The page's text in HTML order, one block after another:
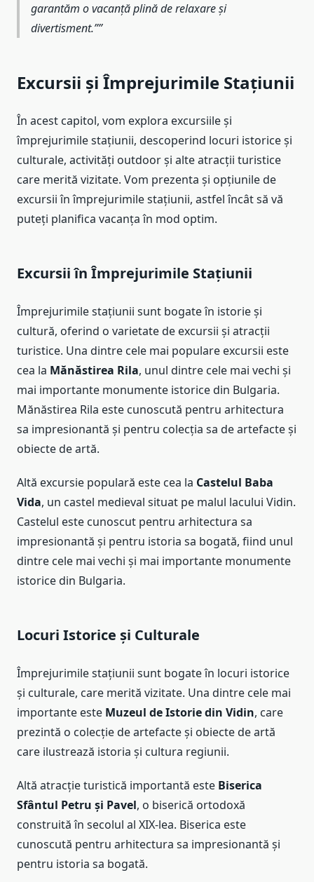
garantăm o vacanță plină de relaxare și
divertisment.”
Excursii și Împrejurimile Stațiunii
În acest capitol, vom explora excursiile și
împrejurimile stațiunii, descoperind locuri istorice și
culturale, activități outdoor și alte atracții turistice
care merită vizitate. Vom prezenta și opțiunile de
excursii în împrejurimile stațiunii, astfel încât să vă
puteți planifica vacanța în mod optim.
Excursii în Împrejurimile Stațiunii
Împrejurimile stațiunii sunt bogate în istorie și
cultură, oferind o varietate de excursii și atracții
turistice. Una dintre cele mai populare excursii este
cea la Mănăstirea Rila, unul dintre cele mai vechi și
mai importante monumente istorice din Bulgaria.
Mănăstirea Rila este cunoscută pentru arhitectura
sa impresionantă și pentru colecția sa de artefacte și
obiecte de artă.
Altă excursie populară este cea la Castelul Baba
Vida, un castel medieval situat pe malul lacului Vidin.
Castelul este cunoscut pentru arhitectura sa
impresionantă și pentru istoria sa bogată, fiind unul
dintre cele mai vechi și mai importante monumente
istorice din Bulgaria.
Locuri Istorice și Culturale
Împrejurimile stațiunii sunt bogate în locuri istorice
și culturale, care merită vizitate. Una dintre cele mai
importante este Muzeul de Istorie din Vidin, care
prezintă o colecție de artefacte și obiecte de artă
care ilustrează istoria și cultura regiunii.
Altă atracție turistică importantă este Biserica
Sfântul Petru și Pavel, o biserică ortodoxă
construită în secolul al XIX-lea. Biserica este
cunoscută pentru arhitectura sa impresionantă și
pentru istoria sa bogată.